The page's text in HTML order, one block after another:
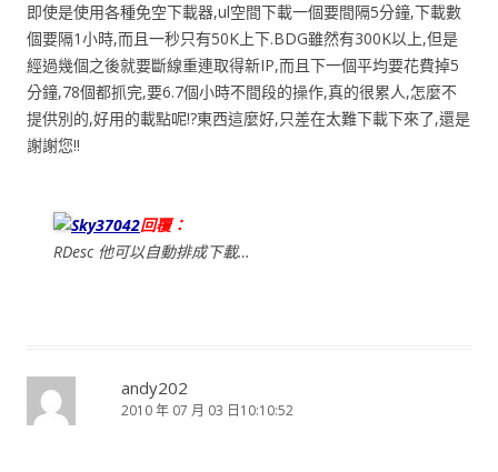
即使是使用各種免空下載器,ul空間下載一個要間隔5分鐘,下載數
個要隔1小時,而且一秒只有50K上下.BDG雖然有300K以上,但是
經過幾個之後就要斷線重連取得新IP,而且下一個平均要花費掉5
分鐘,78個都抓完,要6.7個小時不間段的操作,真的很累人,怎麼不
提供別的,好用的載點呢!?東西這麼好,只差在太難下載下來了,還是
謝謝您!!
Sky37042回覆：
RDesc 他可以自動排成下載…
andy202
2010 年 07 月 03 日10:10:52